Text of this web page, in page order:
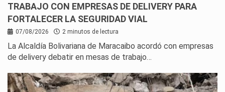
TRABAJO CON EMPRESAS DE DELIVERY PARA
FORTALECER LA SEGURIDAD VIAL
07/08/2026 2 minutos de lectura
La Alcaldía Bolivariana de Maracaibo acordó con empresas
de delivery debatir en mesas de trabajo…